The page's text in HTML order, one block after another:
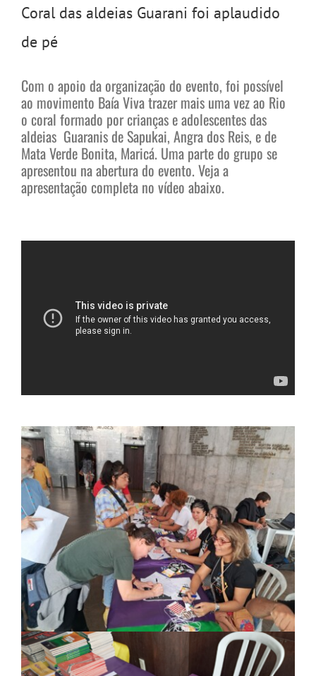
Coral das aldeias Guarani foi aplaudido
de pé
Com o apoio da organização do evento, foi possível
ao movimento Baía Viva trazer mais uma vez ao Rio
o coral formado por crianças e adolescentes das
aldeias Guaranis de Sapukai, Angra dos Reis, e de
Mata Verde Bonita, Maricá. Uma parte do grupo se
apresentou na abertura do evento. Veja a
apresentação completa no vídeo abaixo.